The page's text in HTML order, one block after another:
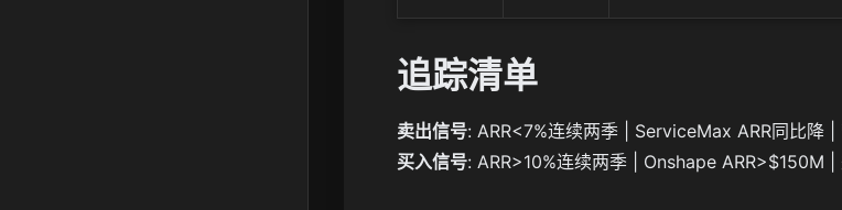
追踪清单
卖出信号: ARR<7%连续两季 | ServiceMax ARR同比降
买入信号: ARR>10%连续两季 | Onshape ARR>$150M